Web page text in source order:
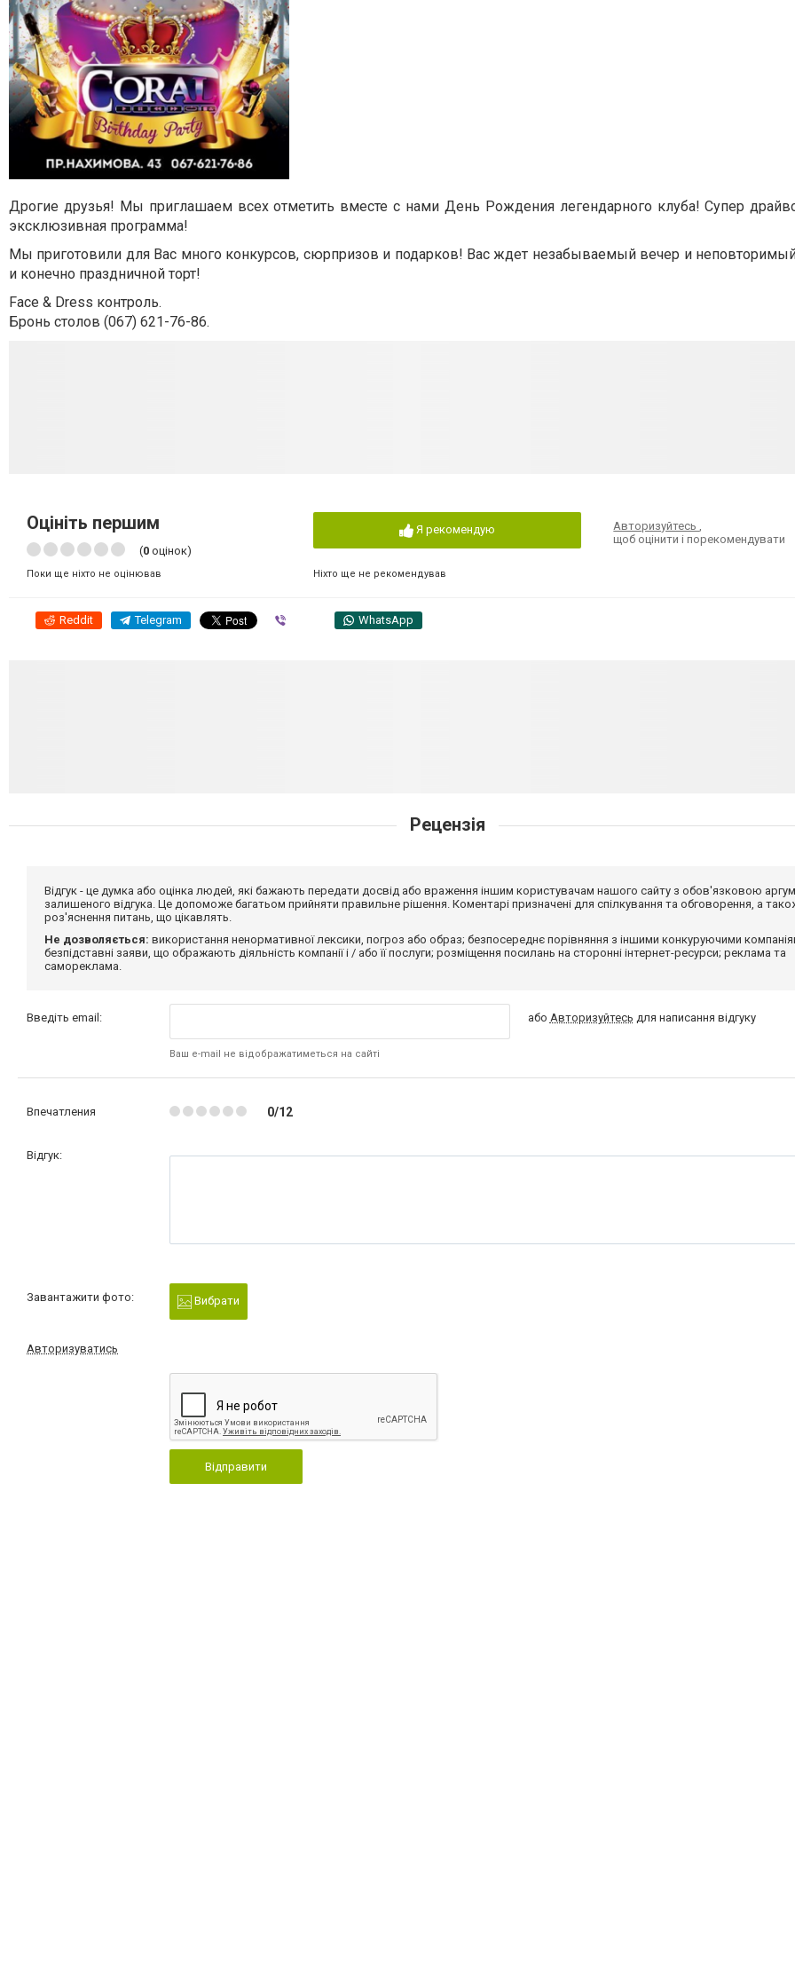
Дрогие друзья! Мы приглашаем всех отметить вместе с нами День Рождения легендарного клуба! Супер
эксклюзивная программа!
Мы приготовили для Вас много конкурсов, сюрпризов и подарков! Вас ждет незабываемый вечер и
и конечно праздничной торт!
Face & Dress контроль.
Бронь столов (067) 621-76-86.
Оцініть першим
(0 оцінок)
Поки ще ніхто не оцінював
Я рекомендую
Ніхто ще не рекомендував
Авторизуйтесь,
щоб оцінити і порекомендувати
Reddit Telegram WhatsApp
Рецензія
Відгук - це думка або оцінка людей, які бажають передати досвід або враження іншим користувачам нашого сайту з обов'язковою
залишеного відгука. Це допоможе багатьом прийняти правильне рішення. Коментарі призначені для спілкування та обговорення, а
роз'яснення питань, що цікавлять.
Не дозволяється: використання ненормативної лексики, погроз або образ; безпосереднє порівняння з іншими конкуруючими
безпідставні заяви, що ображають діяльність компанії і / або її послуги; розміщення посилань на сторонні інтернет-ресурси; реклама та
самореклама.
Введіть email:
Ваш e-mail не відображатиметься на сайті
або Авторизуйтесь для написання відгуку
Впечатления 0/12
Відгук:
Завантажити фото: Вибрати
Авторизуватись
Відправити